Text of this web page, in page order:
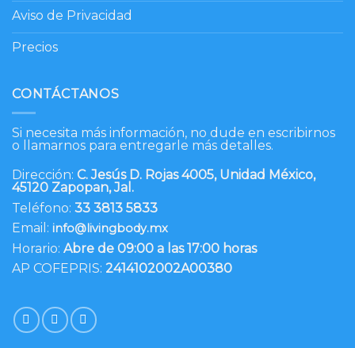
Aviso de Privacidad
Precios
CONTÁCTANOS
Si necesita más información, no dude en escribirnos
o llamarnos para entregarle más detalles.
Dirección: C. Jesús D. Rojas 4005, Unidad México,
45120 Zapopan, Jal.
Teléfono: 33 3813 5833
Email: info@livingbody.mx
Horario: Abre de 09:00 a las 17:00 horas
AP COFEPRIS: 2414102002A00380